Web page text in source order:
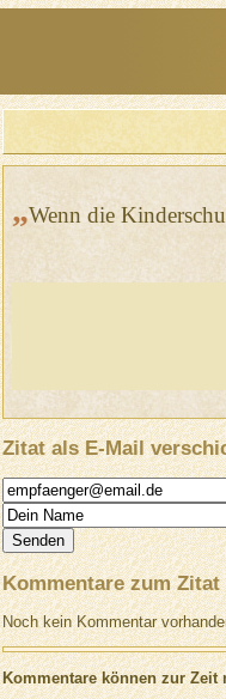
„Wenn die
Zitat als E-Mail
Kommentare zum Zitat
Noch kein Kommentar
Kommentare können zur